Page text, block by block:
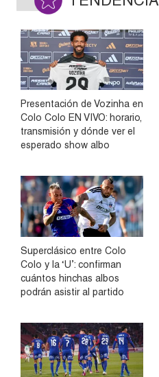
Presentación de Vozinha en
Colo Colo EN VIVO: horario,
transmisión y dónde ver el
esperado show albo
Superclásico entre Colo
Colo y la ‘U’: confirman
cuántos hinchas albos
podrán asistir al partido